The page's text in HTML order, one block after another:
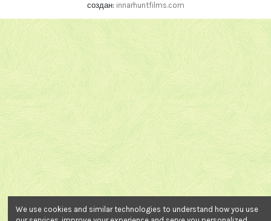
создан: innarhuntfilms.com
We use cookies and similar technologies to understand how you use